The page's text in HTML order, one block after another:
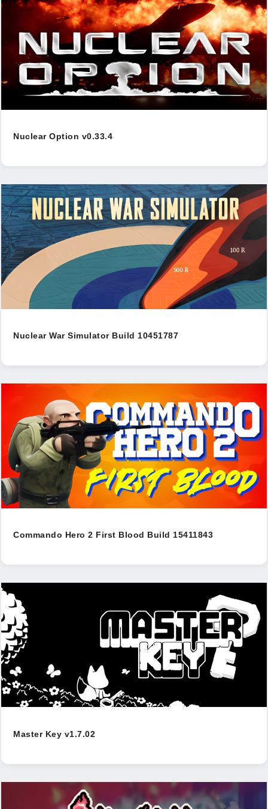
Nuclear Option v0.33.4
Nuclear War Simulator Build 10451787
Commando Hero 2 First Blood Build 15411843
Master Key v1.7.02